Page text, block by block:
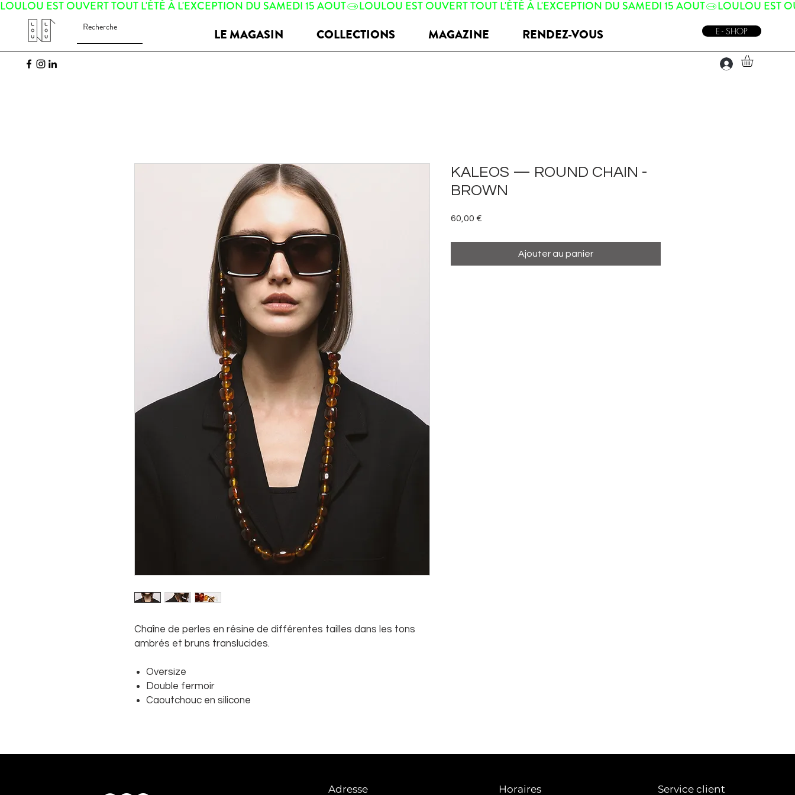
LE MAGASIN COLLECTIONS MAGAZINE RENDEZ-VOUS E - SHOP
LOULOU EST OUVERT TOUT L'ÉTÉ À L'EXCEPTION DU SAMEDI 15 AOUT
Chaîne de perles en résine de différentes tailles dans les tons
ambrés et bruns translucides.
Oversize
Double fermoir
Caoutchouc en silicone
KALEOS — ROUND CHAIN -
BROWN
60,00 €
Ajouter au panier
Adresse Horaires Service client